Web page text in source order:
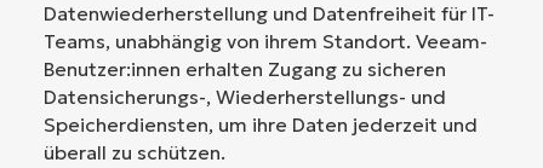
Datenwiederherstellung und Datenfreiheit für IT-
Teams, unabhängig von ihrem Standort. Veeam-
Benutzer:innen erhalten Zugang zu sicheren
Datensicherungs-, Wiederherstellungs- und
Speicherdiensten, um ihre Daten jederzeit und
überall zu schützen.